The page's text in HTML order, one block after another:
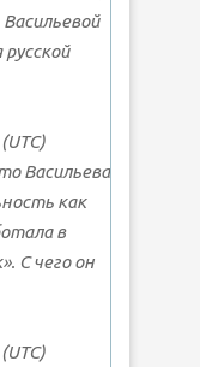
Васильева
как
в
С чего он